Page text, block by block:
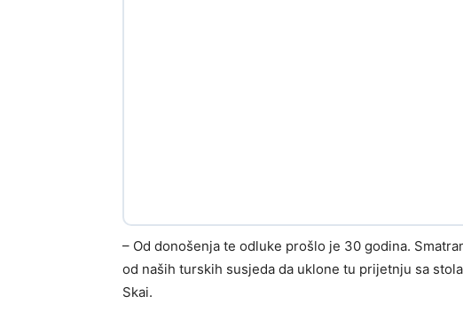
– Od donošenja te odluke prošlo je 30 godina.
od naših turskih susjeda da uklone tu prijetnju sa
Skai.